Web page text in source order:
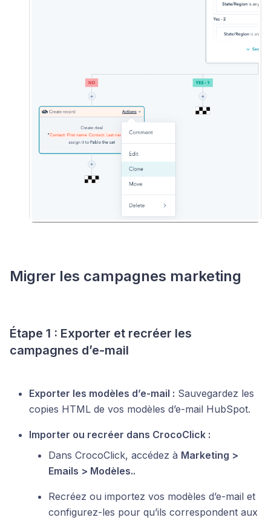
Migrer les campagnes marketing
Étape 1 : Exporter et recréer les
campagnes d’e-mail
Exporter les modèles d’e-mail : Sauvegardez les
copies HTML de vos modèles d’e-mail HubSpot.
Importer ou recréer dans CrocoClick :
Dans CrocoClick, accédez à Marketing >
Emails > Modèles..
Recréez ou importez vos modèles d’e-mail et
configurez-les pour qu’ils correspondent aux